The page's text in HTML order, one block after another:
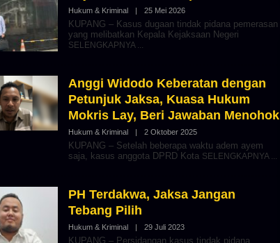
Hukum & Kriminal | 25 Mei 2026O
E
H
R
T
I
O
S
E
KUPANG – Kasus dugaan tindak pidana pemerasan
yang melibatkan Kepala Kejaksaan Negeri
SELENGKAPNYA
Anggi Widodo Keberatan dengan
Petunjuk Jaksa, Kuasa Hukum
Mokris Lay, Beri Jawaban Menohok
Hukum & Kriminal | 2 Oktober 2025O
E
H
B
E
I
KUPANG – Setelah beberapa waktu adem ayem
saja, kasus anggota DPRD Kota SELENGKAPNYA
PH Terdakwa, Jaksa Jangan
Tebang Pilih
Hukum & Kriminal | 29 Juli 2023O
KUPANG – Persidangan kasus tindak pidana